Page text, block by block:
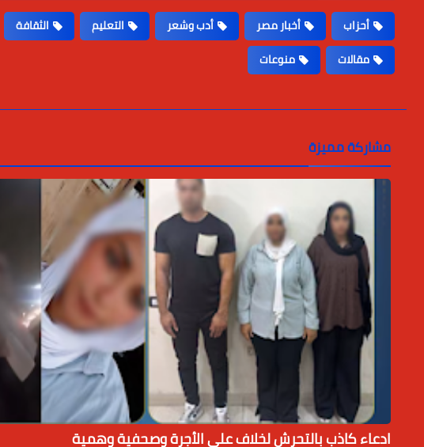
أحزاب أخبار مصر أدب وشعر التعليم الثقافة
مقالات
منوعات
مشاركة مميزة
ادعاء كاذب بالتحرش لخلاف على الأجرة وصحفية وهمية